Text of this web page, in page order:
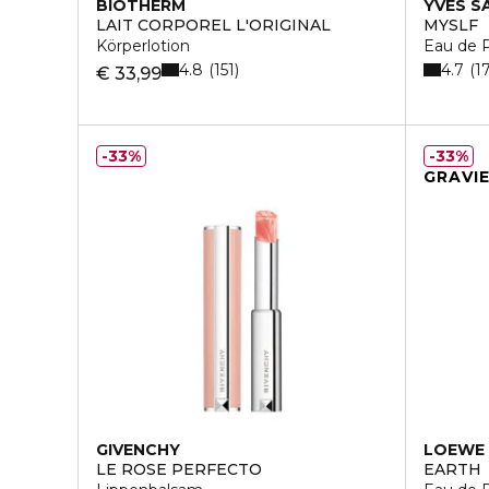
BIOTHERM
LAIT CORPOREL L'ORIGINAL
Körperlotion
€ 33,99 4.8 151
YVES
MYSLF
Eau de
4.7
GIVENCHY
LE ROSE PERFECTO
33%
LOEWE
EARTH
33%